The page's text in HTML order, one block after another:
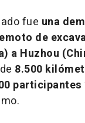
fue una
de
a Huzhou (
8.500
participantes